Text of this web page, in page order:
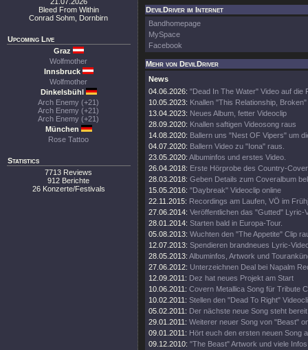
Bleed From Within
Conrad Sohm, Dornbirn
Upcoming Live
Graz
Wolfmother
Innsbruck
Wolfmother
Dinkelsbühl
Arch Enemy (+21)
Arch Enemy (+21)
Arch Enemy (+21)
München
Rose Tattoo
Statistics
7713 Reviews
912 Berichte
26 Konzerte/Festivals
DevilDriver im Internet
Bandhomepage
MySpace
Facebook
Mehr von DevilDriver
News
04.06.2026: "Dead In The Water" Video auf die
10.05.2023: Knallen "This Relationship,
13.04.2023: Neues Album, fetter Videoclip
28.09.2020: Knallen saftigen Videosong raus
14.08.2020: Ballern uns "Nest OF Vipers" um
04.07.2020: Ballern Video zu "Iona" raus.
23.05.2020: Albuminfos und erstes Video.
26.04.2018: Erste Hörprobe des Country-
28.03.2018: Geben Details zum Coveralbum
15.05.2016: "Daybreak" Videoclip online
22.11.2015: Recordings am Laufen, VÖ im
27.06.2014: Veröffentlichen das "Gutted" Lyric-
28.01.2014: Starten bald in Europa-Tour.
05.08.2013: Wuchten den "The Appetite" Clip
12.07.2013: Spendieren brandneues Lyric-
28.05.2013: Albuminfos, Artwork und
27.06.2012: Unterzeichnen Deal bei Napalm
12.09.2011: Dez hat neues Projekt am Start
10.06.2011: Covern Metallica Song für Tribute
10.02.2011: Stellen den "Dead To Right"
05.02.2011: Der nächste neue Song steht
29.01.2011: Weiterer neuer Song von "Beast"
09.01.2011: Hört euch den ersten neuen Song
09.12.2010: "The Beast" Artwork und viele